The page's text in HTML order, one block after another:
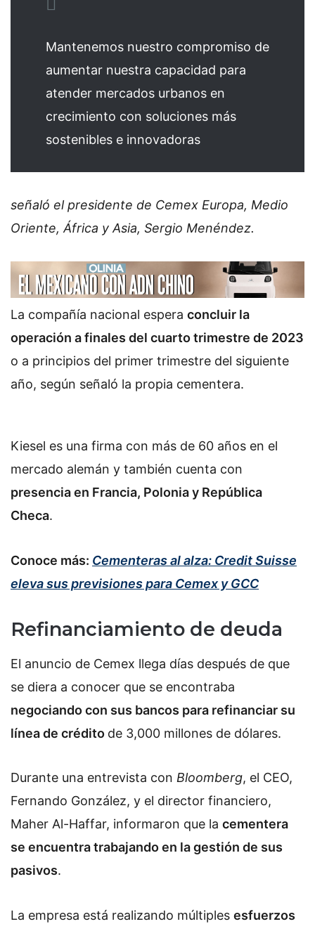
Mantenemos nuestro compromiso de
aumentar nuestra capacidad para
atender mercados urbanos en
crecimiento con soluciones más
sostenibles e innovadoras
señaló el presidente de Cemex Europa, Medio
Oriente, África y Asia, Sergio Menéndez.
La compañía nacional espera concluir la
operación a finales del cuarto trimestre de 2023
o a principios del primer trimestre del siguiente
año, según señaló la propia cementera.
Kiesel es una firma con más de 60 años en el
mercado alemán y también cuenta con
presencia en Francia, Polonia y República
Checa.
Conoce más: Cementeras al alza: Credit Suisse
eleva sus previsiones para Cemex y GCC
Refinanciamiento de deuda
El anuncio de Cemex llega días después de que
se diera a conocer que se encontraba
negociando con sus bancos para refinanciar su
línea de crédito de 3,000 millones de dólares.
Durante una entrevista con Bloomberg, el CEO,
Fernando González, y el director financiero,
Maher Al-Haffar, informaron que la cementera
se encuentra trabajando en la gestión de sus
pasivos.
La empresa está realizando múltiples esfuerzos